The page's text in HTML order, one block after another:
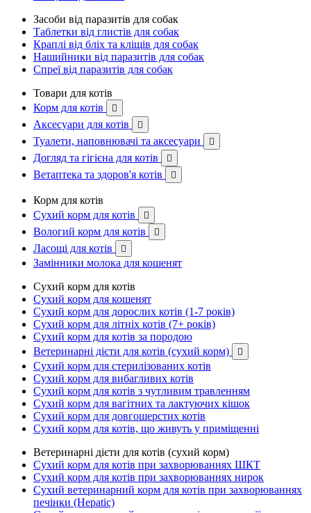
Засоби від паразитів для собак
Таблетки від глистів для собак
Краплі від бліх та кліщів для собак
Нашийники від паразитів для собак
Спреї від паразитів для собак
Товари для котів
Корм для котів

Аксесуари для котів 
Туалети, наповнювачі та аксесуари 
Догляд та гігієна для котів 
Ветаптека та здоров'я котів 
Корм для котів
Сухий корм для котів

Вологий корм для котів 
Ласощі для котів 
Замінники молока для кошенят
Сухий корм для котів
Сухий корм для кошенят
Сухий корм для дорослих котів (1-7 років)
Сухий корм для літніх котів (7+ років)
Сухий корм для котів за породою
Ветеринарні дієти для котів (сухий корм)

Сухий корм для стерилізованих котів
Сухий корм для вибагливих котів
Сухий корм для котів з чутливим травленням
Сухий корм для вагітних та лактуючих кішок
Сухий корм для довгошерстих котів
Сухий корм для котів, що живуть у приміщенні
Ветеринарні дієти для котів (сухий корм)
Сухий корм для котів при захворюваннях ШКТ
Сухий корм для котів при захворюваннях нирок
Сухий ветеринарний корм для котів при захворюваннях
печінки (Hepatic)